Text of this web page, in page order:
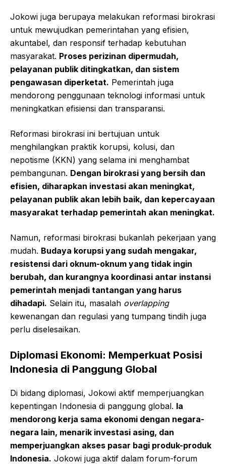
Jokowi juga berupaya melakukan reformasi birokrasi
untuk mewujudkan pemerintahan yang efisien,
akuntabel, dan responsif terhadap kebutuhan
masyarakat. Proses perizinan dipermudah,
pelayanan publik ditingkatkan, dan sistem
pengawasan diperketat. Pemerintah juga
mendorong penggunaan teknologi informasi untuk
meningkatkan efisiensi dan transparansi.
Reformasi birokrasi ini bertujuan untuk
menghilangkan praktik korupsi, kolusi, dan
nepotisme (KKN) yang selama ini menghambat
pembangunan. Dengan birokrasi yang bersih dan
efisien, diharapkan investasi akan meningkat,
pelayanan publik akan lebih baik, dan kepercayaan
masyarakat terhadap pemerintah akan meningkat.
Namun, reformasi birokrasi bukanlah pekerjaan yang
mudah. Budaya korupsi yang sudah mengakar,
resistensi dari oknum-oknum yang tidak ingin
berubah, dan kurangnya koordinasi antar instansi
pemerintah menjadi tantangan yang harus
dihadapi. Selain itu, masalah overlapping
kewenangan dan regulasi yang tumpang tindih juga
perlu diselesaikan.
Diplomasi Ekonomi: Memperkuat Posisi
Indonesia di Panggung Global
Di bidang diplomasi, Jokowi aktif memperjuangkan
kepentingan Indonesia di panggung global. Ia
mendorong kerja sama ekonomi dengan negara-
negara lain, menarik investasi asing, dan
memperjuangkan akses pasar bagi produk-produk
Indonesia. Jokowi juga aktif dalam forum-forum